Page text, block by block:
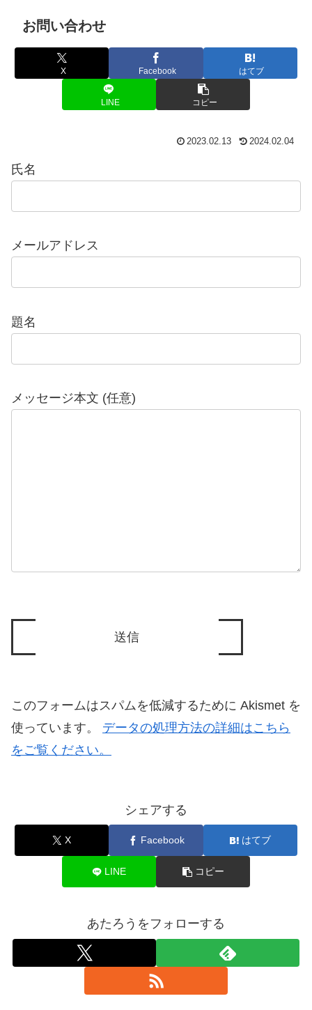
お問い合わせ
X Facebook はてブ
LINE コピー
2023.02.13 2024.02.04
氏名
メールアドレス
題名
メッセージ本文 (任意)
このフォームはスパムを低減するために Akismet を
使っています。 データの処理方法の詳細はこちら
をご覧ください。
シェアする
X Facebook はてブ
LINE コピー
あたろうをフォローする